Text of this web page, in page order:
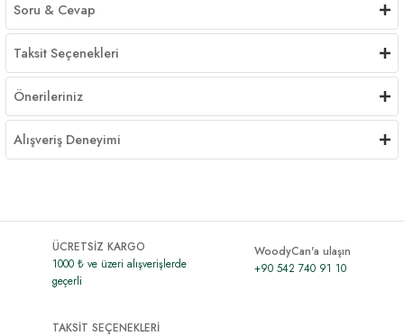
Soru & Cevap
Taksit Seçenekleri
Önerileriniz
Alışveriş Deneyimi
ÜCRETSİZ KARGO
1000 ₺ ve üzeri alışverişlerde
geçerli
WoodyCan'a ulaşın
+90 542 740 91 10
TAKSİT SEÇENEKLERİ